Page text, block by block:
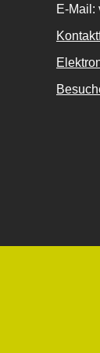
E-Mail: